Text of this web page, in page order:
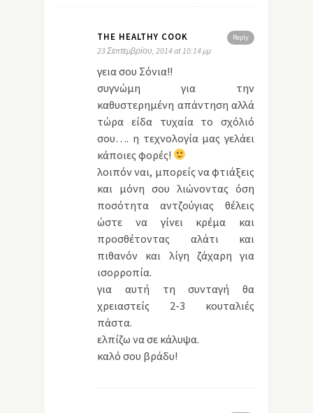
Reply
THE HEALTHY COOK
23 Σεπτεμβρίου, 2014 at 10:14 μμ
γεια σου Σόνια!!
συγνώμη για την
καθυστερημένη απάντηση αλλά
τώρα είδα τυχαία το σχόλιό
σου…. η τεχνολογία μας γελάει
κάποιες φορές!
λοιπόν ναι, μπορείς να φτιάξεις
και μόνη σου λιώνοντας όση
ποσότητα αντζούγιας θέλεις
ώστε να γίνει κρέμα και
προσθέτοντας αλάτι και
πιθανόν και λίγη ζάχαρη για
ισορροπία.
για αυτή τη συνταγή θα
χρειαστείς 2-3 κουταλιές
πάστα.
ελπίζω να σε κάλυψα.
καλό σου βράδυ!